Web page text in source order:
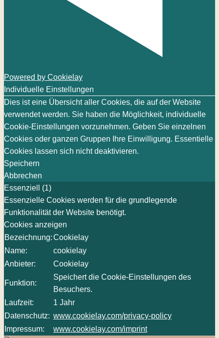
Powered by Cookielay
Individuelle Einstellungen
Dies ist eine Übersicht aller Cookies, die auf der Website
verwendet werden. Sie haben die Möglichkeit, individuelle
Cookie-Einstellungen vorzunehmen. Geben Sie einzelnen
Cookies oder ganzen Gruppen Ihre Einwilligung. Essentielle
Cookies lassen sich nicht deaktivieren.
Speichern
Abbrechen
Essenziell (1)
Essenzielle Cookies werden für die grundlegende
Funktionalität der Website benötigt.
Cookies anzeigen
Bezeichnung:Cookielay
Name:
cookielay
Anbieter:
Cookielay
Funktion:
Speichert die Cookie-Einstellungen des
Besuchers.
Laufzeit:
1 Jahr
Datenschutz: www.cookielay.com/privacy-policy
Impressum:
www.cookielay.com/imprint